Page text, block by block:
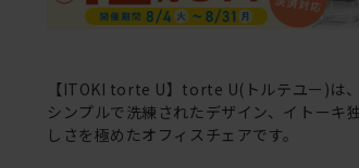
【ITOKI torte U】torte U(トルテユー)は
シンプルで洗練されたデザイン、イトーキ
しさを極めたオフィスチェアです。